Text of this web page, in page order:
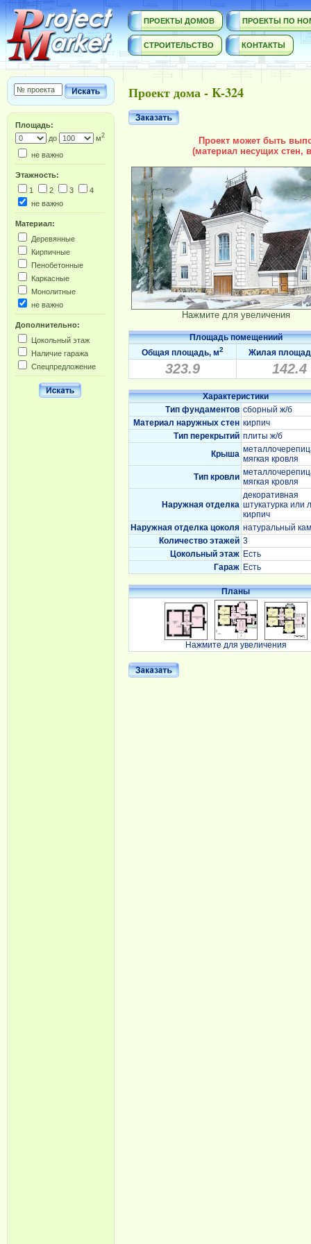
ПРОЕКТЫ ДОМОВ ПРОЕКТЫ ПО
СТРОИТЕЛЬСТВО КОНТАКТЫ
Площадь:
до
м2
не важно
Этажность:
1
2 3
4
не важно
Материал:
Деревянные
Кирпичные
Пенобетонные
Каркасные
Монолитные
не важно
Дополнительно:
Цокольный этаж
Наличие гаража
Спецпредложение
Проект дома - K-324
Проект может быть
(материал несущих стен,
Нажмите для увеличения
Площадь помещениий
Общая площадь, м2 Жилая
323.9 142.4
Характеристики
Тип фундаментов сборный ж/б
Материал наружных стен кирпич
Тип перекрытий плиты ж/б
Крыша мягкая кровля
Тип кровли мягкая кровля
Наружная отделка
декоративная
штукатурка или
кирпич
Наружная отделка цоколя натуральный
Количество этажей 3
Цокольный этаж Есть
Гараж Есть
Планы
Нажмите для увеличения